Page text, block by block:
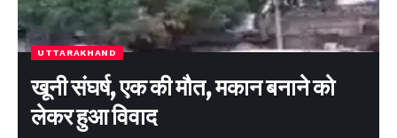
UTTARAKHAND
खूनी संघर्ष, एक की मौत, मकान बनाने को
लेकर हुआ विवाद